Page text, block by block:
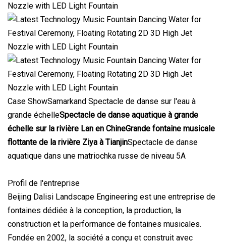
Case ShowSamarkand Spectacle de danse sur l'eau à
grande échelleSpectacle de danse aquatique à grande
échelle sur la rivière Lan en ChineGrande fontaine musicale
flottante de la rivière Ziya à TianjinSpectacle de danse
aquatique dans une matriochka russe de niveau 5A
Profil de l'entreprise
Beijing Dalisi Landscape Engineering est une entreprise de
fontaines dédiée à la conception, la production, la
construction et la performance de fontaines musicales.
Fondée en 2002, la société a conçu et construit avec